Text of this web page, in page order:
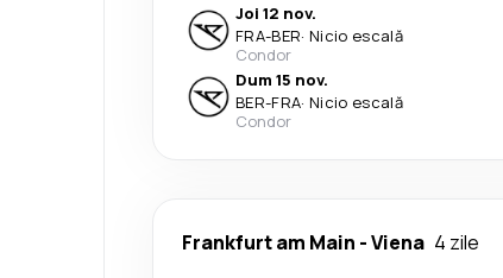
Joi 12 nov.
FRA-BER· Nicio escală
Condor
Dum 15 nov.
BER-FRA· Nicio escală
Condor
Frankfurt am Main -Viena 4 zile